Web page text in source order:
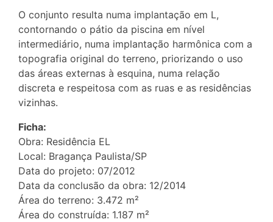
O conjunto resulta numa implantação em L,
contornando o pátio da piscina em nível
intermediário, numa implantação harmônica com a
topografia original do terreno, priorizando o uso
das áreas externas à esquina, numa relação
discreta e respeitosa com as ruas e as residências
vizinhas.
Ficha:
Obra: Residência EL
Local: Bragança Paulista/SP
Data do projeto: 07/2012
Data da conclusão da obra: 12/2014
Área do terreno: 3.472 m²
Área do construída: 1.187 m²